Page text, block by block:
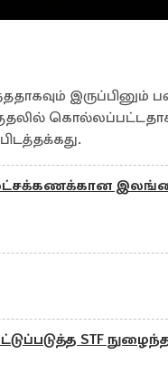
இருப்பினும்
இலட்சக்கணக்கான
STF